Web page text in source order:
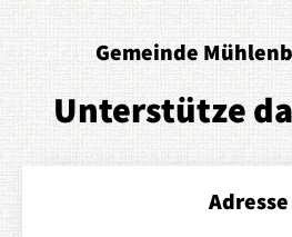
Gemeinde
Unterstütze
Adresse